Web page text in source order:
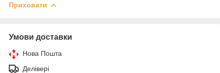
Приховати
Умови доставки
Нова Пошта
Делівері